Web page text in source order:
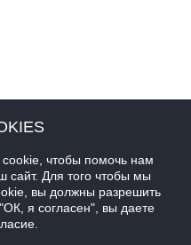
чтобы помочь нам
сайт. Для того чтобы мы
вы должны разрешить
я согласен", вы даете